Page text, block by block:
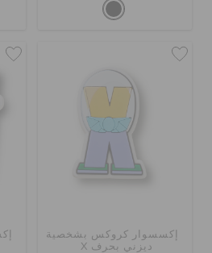
قائمة الامنيات
تحديد موقع المتجر
حالة الطلبية
الطلبيات المرتجعة
إكسسوار كروكس بشخصية
ديزني بحرف X